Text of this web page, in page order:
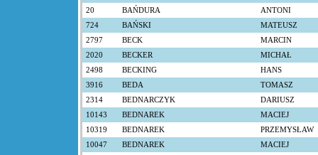
20
BAŃDURA
ANTONI
724
BAŃSKI
MATEUSZ
2797
BECK
MARCIN
2020
BECKER
MICHAŁ
2498
BECKING
HANS
3916
BEDA
TOMASZ
2314
BEDNARCZYK
DARIUSZ
10143
BEDNAREK
MACIEJ
10319
BEDNAREK
PRZEMYSŁAW
10047
BEDNAREK
MACIEJ